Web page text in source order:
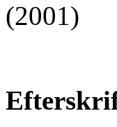
(2001)